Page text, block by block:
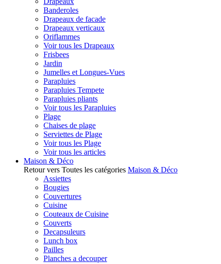
Banderoles
Drapeaux de facade
Drapeaux verticaux
Oriflammes
Voir tous les Drapeaux
Frisbees
Jardin
Jumelles et Longues-Vues
Parapluies
Parapluies Tempete
Parapluies pliants
Voir tous les Parapluies
Plage
Chaises de plage
Serviettes de Plage
Voir tous les Plage
Voir tous les articles
Maison & Déco
Retour vers Toutes les catégories Maison & Déco
Assiettes
Bougies
Couvertures
Cuisine
Couteaux de Cuisine
Couverts
Decapsuleurs
Lunch box
Pailles
Planches a decouper